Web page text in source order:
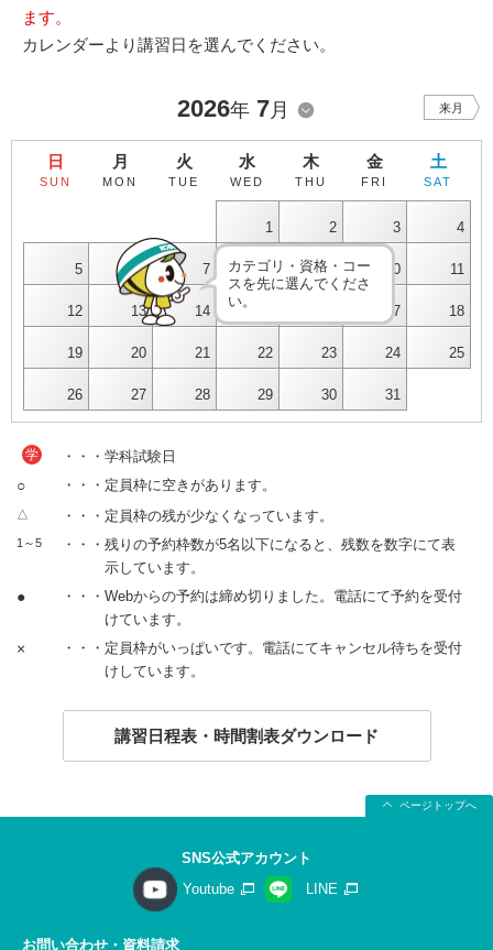
ます。
カレンダーより講習日を選んでください。
2026年 7月 来月
日
SUN
月
MON
火
TUE
水
WED
木
THU
金
FRI
土
SAT
1 2 3 4
5 6 7 8 9 10 11
12 13 14 17 18
19 20 21 22 23 24 25
26 27 28 29 30 31
カテゴリ・資格・コー
スを先に選んでくださ
い。
学 ・・・学科試験日
○ ・・・定員枠に空きがあります。
△ ・・・定員枠の残が少なくなっています。
1～5
・・・残りの予約枠数が5名以下になると、残数を数字にて表
示しています。
●
・・・Webからの予約は締め切りました。電話にて予約を受付
けています。
×
・・・定員枠がいっぱいです。電話にてキャンセル待ちを受付
けしています。
講習日程表・時間割表ダウンロード
ページトップへ
SNS公式アカウント
Youtube
LINE
お問い合わせ・資料請求